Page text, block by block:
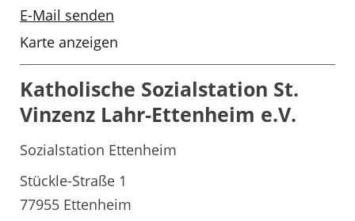
E-Mail senden
Karte anzeigen
Katholische Sozialstation St.
Vinzenz Lahr-Ettenheim e.V.
Sozialstation Ettenheim
Stückle-Straße 1
77955 Ettenheim